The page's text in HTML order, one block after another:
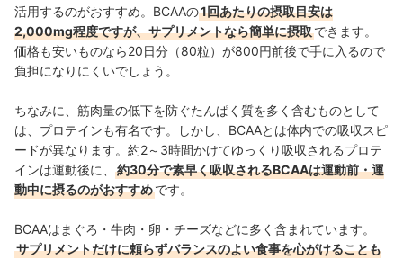
活用するのがおすすめ。 BCAAの1回あたりの摂取目安は
2,000mg程度ですが、サプリメントなら簡単に摂取できます。
価格も安いものなら20日分（80粒）が800円前後で手に入るので
負担になりにくいでしょう。
ちなみに、筋肉量の低下を防ぐたんぱく質を多く含むものとして
は、プロテインも有名です。しかし、BCAAとは体内での吸収スピ
ードが異なります。約2～3時間かけてゆっくり吸収されるプロテ
インは運動後に、
約30分で素早く吸収されるBCAAは運動前・運
動中に摂るのがおすすめです。
BCAAはまぐろ・牛肉・卵・チーズなどに多く含まれています。
サプリメントだけに頼らずバランスのよい食事を心がけることも